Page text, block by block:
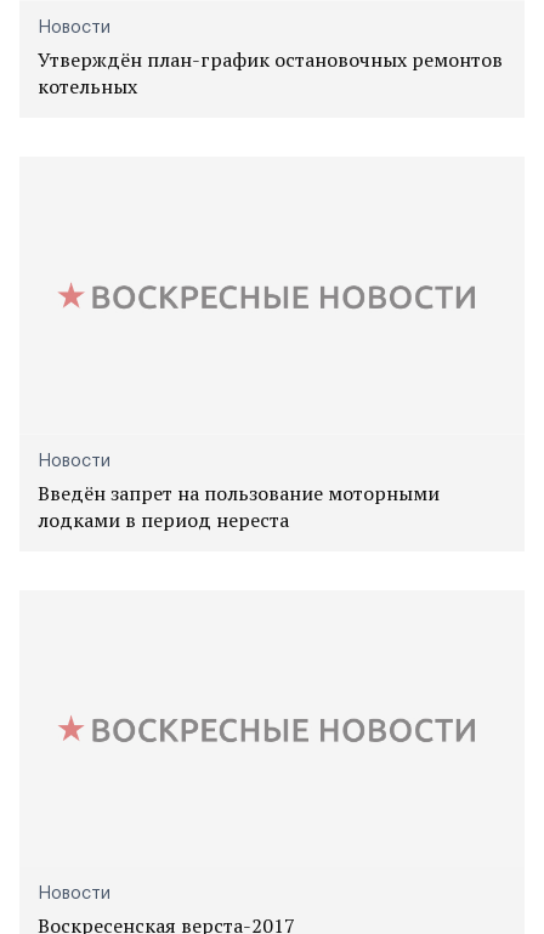
Новости
Утверждён план-график остановочных ремонтов
котельных
Новости
Введён запрет на пользование моторными
лодками в период нереста
Новости
Воскресенская верста-2017